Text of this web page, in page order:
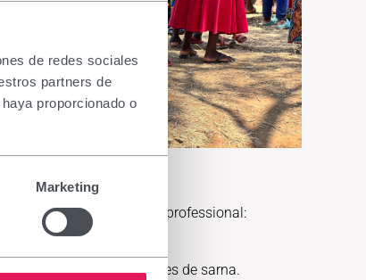
de redes sociales
partners de
proporcionado o
Marketing
ne l'autonomia professional:
que mostrin símptomes de sarna.